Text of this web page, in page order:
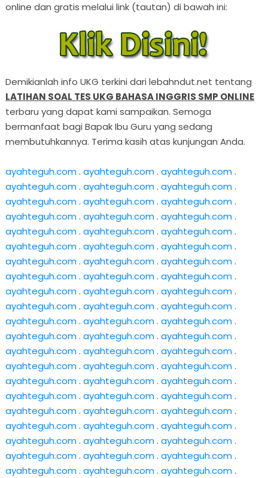
online dan gratis melalui link (tautan) di bawah ini:
Demikianlah info UKG terkini dari lebahndut.net tentang
LATIHAN SOAL TES UKG BAHASA INGGRIS SMP ONLINE
terbaru yang dapat kami sampaikan. Semoga
bermanfaat bagi Bapak Ibu Guru yang sedang
membutuhkannya. Terima kasih atas kunjungan Anda.
ayahteguh.com. ayahteguh.com. ayahteguh.com.
ayahteguh.com. ayahteguh.com. ayahteguh.com.
ayahteguh.com. ayahteguh.com. ayahteguh.com.
ayahteguh.com. ayahteguh.com. ayahteguh.com.
ayahteguh.com. ayahteguh.com. ayahteguh.com.
ayahteguh.com. ayahteguh.com. ayahteguh.com.
ayahteguh.com. ayahteguh.com. ayahteguh.com.
ayahteguh.com. ayahteguh.com. ayahteguh.com.
ayahteguh.com. ayahteguh.com. ayahteguh.com.
ayahteguh.com. ayahteguh.com. ayahteguh.com.
ayahteguh.com. ayahteguh.com. ayahteguh.com.
ayahteguh.com. ayahteguh.com. ayahteguh.com.
ayahteguh.com. ayahteguh.com. ayahteguh.com.
ayahteguh.com. ayahteguh.com. ayahteguh.com.
ayahteguh.com. ayahteguh.com. ayahteguh.com.
ayahteguh.com. ayahteguh.com. ayahteguh.com.
ayahteguh.com. ayahteguh.com. ayahteguh.com.
ayahteguh.com. ayahteguh.com. ayahteguh.com.
ayahteguh.com. ayahteguh.com. ayahteguh.com.
ayahteguh.com. ayahteguh.com. ayahteguh.com.
ayahteguh.com. ayahteguh.com. ayahteguh.com.